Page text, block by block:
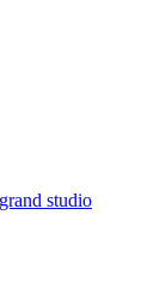
studio